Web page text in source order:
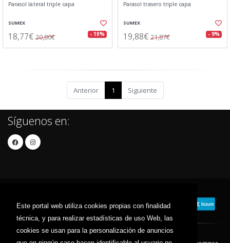
Este portal web utiliza cookies propias con finalidad
técnica, y para realizar estadísticas de uso Web, las
cookies se usan para la personalización de anuncios
Parasol lateral triple capa
SUMEX
18,77€ 20,80€ - 10%
Parasol trasero triple capa
SUMEX
19,88€ 21,87€ - 9%
Anterior 1 Siguiente
Síguenos en: